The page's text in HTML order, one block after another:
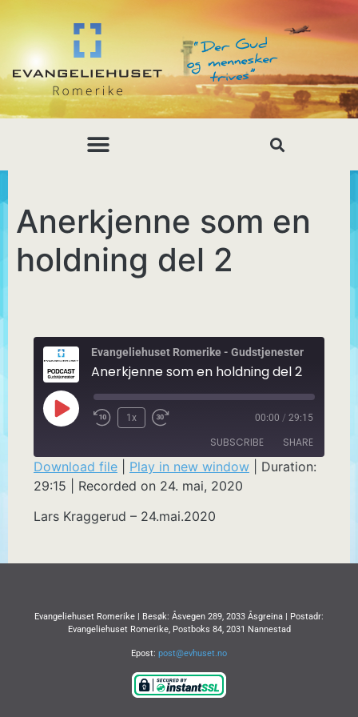
Anerkjenne som en
holdning del 2
Evangeliehuset Romerike - Gudstjenester
Anerkjenne som en holdning del 2
1x 00:00 / 29:15
SUBSCRIBE SHARE
SHARE
LINK
Download file Play in new window
Duration:
29:15
Recorded on 24. mai, 2020
Lars Kraggerud – 24.mai.2020
Evangeliehuset Romerike | Besøk: Åsvegen 289, 2033 Åsgreina | Postadr:
Evangeliehuset Romerike, Postboks 84, 2031 Nannestad
Epost: post@evhuset.no